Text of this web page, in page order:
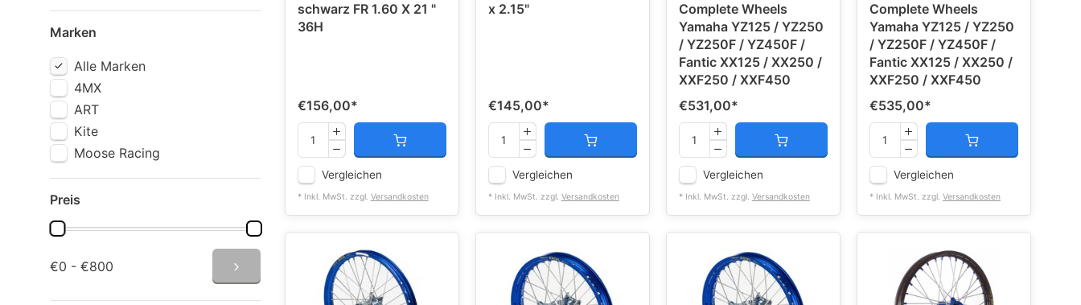
Marken
Alle Marken
4MX
ART
Kite
Moose Racing
Preis
€0 - €800
schwarz FR 1.60 X 21 "
36H
€156,00*
Vergleichen
* Inkl. MwSt. zzgl. Versandkosten
x 2.15"
€145,00*
Vergleichen
* Inkl. MwSt. zzgl. Versandkosten
Complete Wheels
Yamaha YZ125 / YZ250
/ YZ250F / YZ450F /
Fantic XX125 / XX250 /
XXF250 / XXF450
€531,00*
Vergleichen
* Inkl. MwSt. zzgl. Versandkosten
Complete Wheels
Yamaha YZ125 / YZ250
/ YZ250F / YZ450F /
Fantic XX125 / XX250 /
XXF250 / XXF450
€535,00*
Vergleichen
* Inkl. MwSt. zzgl. Versandkosten